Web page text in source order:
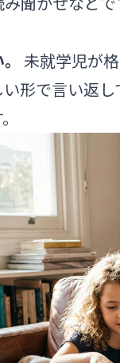
未就学児が格
形で言い返